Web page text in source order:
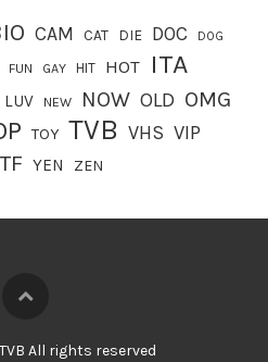
CAM CAT DIE DOC DOG
FUN GAY HIT HOT ITA
LUV NEW NOW OLD OMG
TOY TVB VHS VIP
YEN ZEN
All rights reserved